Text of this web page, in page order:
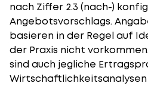
nach Ziffer 2.3 (nach-)
Angebotsvorschlags.
basieren in der Regel auf
der Praxis nicht
sind auch jegliche